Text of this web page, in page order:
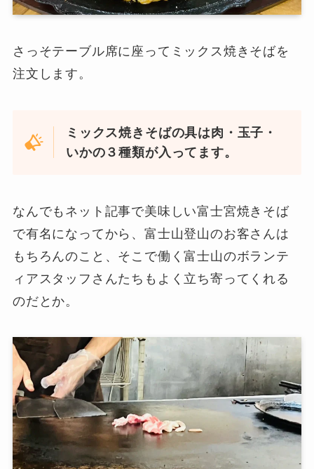
さっそテーブル席に座ってミックス焼きそばを
注文します。
ミックス焼きそばの具は肉・玉子・
いかの３種類が入ってます。
なんでもネット記事で美味しい富士宮焼きそば
で有名になってから、富士山登山のお客さんは
もちろんのこと、そこで働く富士山のボランテ
ィアスタッフさんたちもよく立ち寄ってくれる
のだとか。